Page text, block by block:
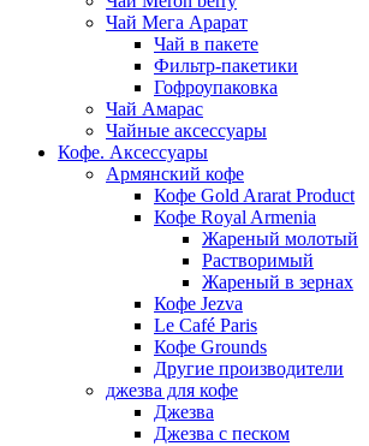
Чай Мега Арарат
Чай в пакете
Фильтр-пакетики
Гофроупаковка
Чай Амарас
Чайные аксессуары
Кофе. Аксессуары
Армянский кофе
Кофе Gold Ararat Product
Кофе Royal Armenia
Жареный молотый
Растворимый
Жареный в зернах
Кофе Jezva
Le Café Paris
Кофе Grounds
Другие производители
джезва для кофе
Джезва
Джезва с песком